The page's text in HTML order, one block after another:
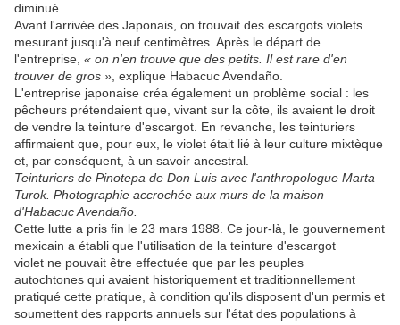
diminué.
Avant l'arrivée des Japonais, on trouvait des escargots violets
mesurant jusqu'à neuf centimètres. Après le départ de
l'entreprise, « on n'en trouve que des petits. Il est rare d'en
trouver de gros » , explique Habacuc Avendaño.
L'entreprise japonaise créa également un problème social : les
pêcheurs prétendaient que, vivant sur la côte, ils avaient le droit
de vendre la teinture d'escargot. En revanche, les teinturiers
affirmaient que, pour eux, le violet était lié à leur culture mixtèque
et, par conséquent, à un savoir ancestral.
Teinturiers de Pinotepa de Don Luis avec l'anthropologue Marta
Turok. Photographie accrochée aux murs de la maison
d'Habacuc Avendaño.
Cette lutte a pris fin le 23 mars 1988. Ce jour-là, le gouvernement
mexicain a établi que l'utilisation de la teinture d'escargot
violet ne pouvait être effectuée que par les peuples
autochtones qui avaient historiquement et traditionnellement
pratiqué cette pratique, à condition qu'ils disposent d'un permis et
soumettent des rapports annuels sur l'état des populations à